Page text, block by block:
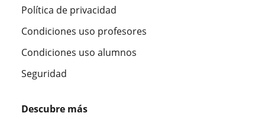
Política de privacidad
Condiciones uso profesores
Condiciones uso alumnos
Seguridad
Descubre más